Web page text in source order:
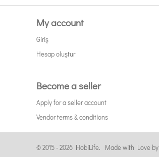
My account
Giriş
Hesap oluştur
Become a seller
Apply for a seller account
Vendor terms & conditions
© 2015 - 2026 HobiLife. Made with Love by